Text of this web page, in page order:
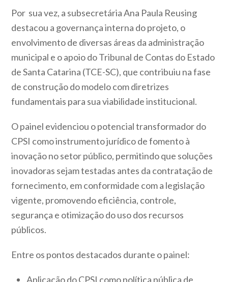
Por sua vez, a subsecretária Ana Paula Reusing
destacou a governança interna do projeto, o
envolvimento de diversas áreas da administração
municipal e o apoio do Tribunal de Contas do Estado
de Santa Catarina (TCE-SC), que contribuiu na fase
de construção do modelo com diretrizes
fundamentais para sua viabilidade institucional.
O painel evidenciou o potencial transformador do
CPSI como instrumento jurídico de fomento à
inovação no setor público, permitindo que soluções
inovadoras sejam testadas antes da contratação de
fornecimento, em conformidade com a legislação
vigente, promovendo eficiência, controle,
segurança e otimização do uso dos recursos
públicos.
Entre os pontos destacados durante o painel:
Aplicação do CPSI como política pública de